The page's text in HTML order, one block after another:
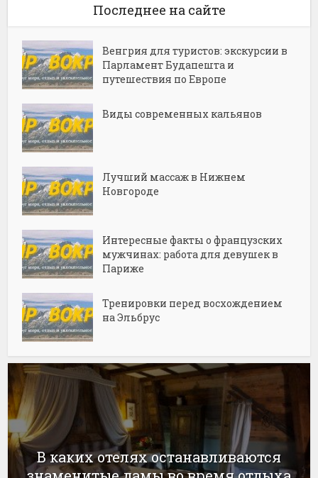
Последнее на сайте
Венгрия для туристов: экскурсии в
Парламент Будапешта и
путешествия по Европе
Виды современных кальянов
Лучший массаж в Нижнем
Новгороде
Интересные факты о французских
мужчинах: работа для девушек в
Париже
Тренировки перед восхождением
на Эльбрус
В каких отелях останавливаются